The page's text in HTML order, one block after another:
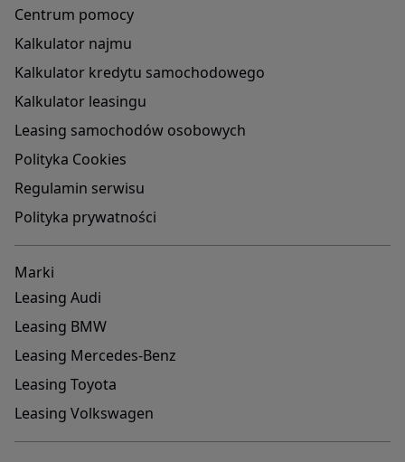
Centrum pomocy
Kalkulator najmu
Kalkulator kredytu samochodowego
Kalkulator leasingu
Leasing samochodów osobowych
Polityka Cookies
Regulamin serwisu
Polityka prywatności
Marki
Leasing Audi
Leasing BMW
Leasing Mercedes-Benz
Leasing Toyota
Leasing Volkswagen